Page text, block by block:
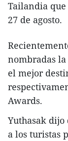
Tailandia que
27 de agosto.
nombradas
el mejor
Awards.
Yuthasak dijo
a los turistas